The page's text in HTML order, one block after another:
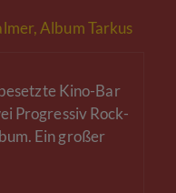
Kino-Bar
Progressiv Rock-
Ein großer